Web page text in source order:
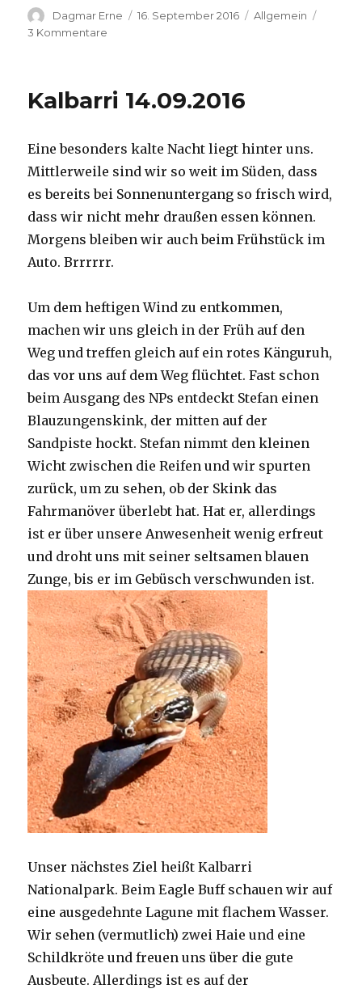
Autor
Dagmar Erne
Veröffentlicht
16. September 2016 Kategorien
Allgemein
3 Kommentare
Kalbarri 14.09.2016
Eine besonders kalte Nacht liegt hinter uns.
Mittlerweile sind wir so weit im Süden, dass
es bereits bei Sonnenuntergang so frisch wird,
dass wir nicht mehr draußen essen können.
Morgens bleiben wir auch beim Frühstück im
Auto. Brrrrrr.
Um dem heftigen Wind zu entkommen,
machen wir uns gleich in der Früh auf den
Weg und treffen gleich auf ein rotes Känguruh,
das vor uns auf dem Weg flüchtet. Fast schon
beim Ausgang des NPs entdeckt Stefan einen
Blauzungenskink, der mitten auf der
Sandpiste hockt. Stefan nimmt den kleinen
Wicht zwischen die Reifen und wir spurten
zurück, um zu sehen, ob der Skink das
Fahrmanöver überlebt hat. Hat er, allerdings
ist er über unsere Anwesenheit wenig erfreut
und droht uns mit seiner seltsamen blauen
Zunge, bis er im Gebüsch verschwunden ist.
Unser nächstes Ziel heißt Kalbarri
Nationalpark. Beim Eagle Buff schauen wir auf
eine ausgedehnte Lagune mit flachem Wasser.
Wir sehen (vermutlich) zwei Haie und eine
Schildkröte und freuen uns über die gute
Ausbeute. Allerdings ist es auf der